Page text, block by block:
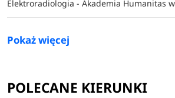
Wyższa Szkoła Administracji i Biznesu w
Wyższa Szkoła Komunikacji Społecznej w
Elektroradiologia - Akademia Humanitas
Pokaż więcej
POLECANE KIERUNKI